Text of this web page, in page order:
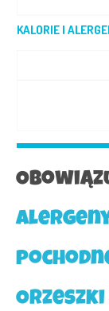
Orzeszki
KALORIE I